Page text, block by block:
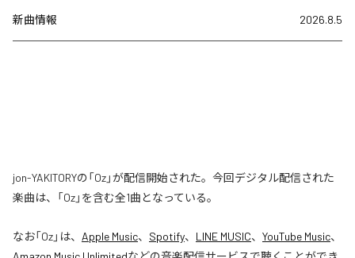
新曲情報 2026.8.5
jon-YAKITORYの「Oz」が配信開始された。今回デジタル配信された
楽曲は、「Oz」を含む全1曲となっている。
なお「Oz」は、 Apple Music、 Spotify、 LINE MUSIC、 YouTube Music、